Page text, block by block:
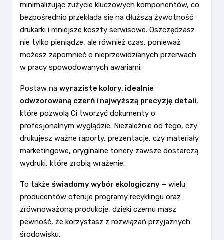
minimalizując zużycie kluczowych komponentów, co
bezpośrednio przekłada się na dłuższą żywotność
drukarki i mniejsze koszty serwisowe. Oszczędzasz
nie tylko pieniądze, ale również czas, ponieważ
możesz zapomnieć o nieprzewidzianych przerwach
w pracy spowodowanych awariami.
Postaw na wyraziste kolory, idealnie
odwzorowaną czerń i najwyższą precyzję detali,
które pozwolą Ci tworzyć dokumenty o
profesjonalnym wyglądzie. Niezależnie od tego, czy
drukujesz ważne raporty, prezentacje, czy materiały
marketingowe, oryginalne tonery zawsze dostarczą
wydruki, które zrobią wrażenie.
To także świadomy wybór ekologiczny – wielu
producentów oferuje programy recyklingu oraz
zrównoważoną produkcję, dzięki czemu masz
pewność, że korzystasz z rozwiązań przyjaznych
środowisku.